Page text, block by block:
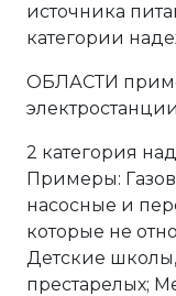
источника
категории
ОБЛАСТИ
2 категория
Примеры:
насосные и
которые не
Детские
престарелых;